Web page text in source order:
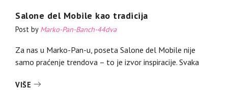
Salone del Mobile kao tradicija
Post by Marko-Pan-Banch-44dva
Za nas u Marko-Pan-u, poseta Salone del Mobile nije
samo praćenje trendova – to je izvor inspiracije. Svaka
VIŠE